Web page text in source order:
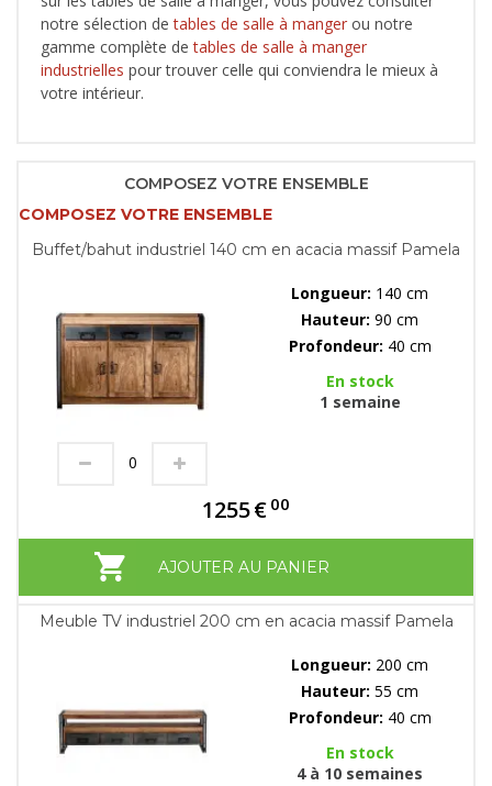
notre sélection detables de salle à manger ou notre
gamme complète detables de salle à manger
industrielles pour trouver celle qui conviendra le mieux à
votre intérieur.
COMPOSEZ VOTRE ENSEMBLE
COMPOSEZ VOTRE ENSEMBLE
Buffet/bahut industriel 140 cm en acacia massif Pamela
Longueur: 140 cm
Hauteur: 90 cm
Profondeur: 40 cm
En stock
1 semaine
1255€ 00
AJOUTER AU PANIER
Meuble TV industriel 200 cm en acacia massif Pamela
Longueur: 200 cm
Hauteur: 55 cm
Profondeur: 40 cm
En stock
4 à 10 semaines